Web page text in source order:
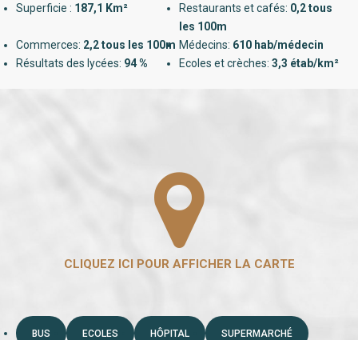
Superficie : 187,1 Km² Restaurants et cafés: 0,2 tous
les 100m
Commerces: 2,2 tous les 100m Médecins: 610 hab/médecin
Résultats des lycées: 94 % Ecoles et crèches: 3,3 étab/km²
BUS ECOLES HÔPITAL SUPERMARCHÉ